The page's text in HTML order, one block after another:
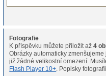
Fotografie
K příspěvku můžete přiložit až4
Obrázky automaticky
již
Flash Player 10+ . Popisky